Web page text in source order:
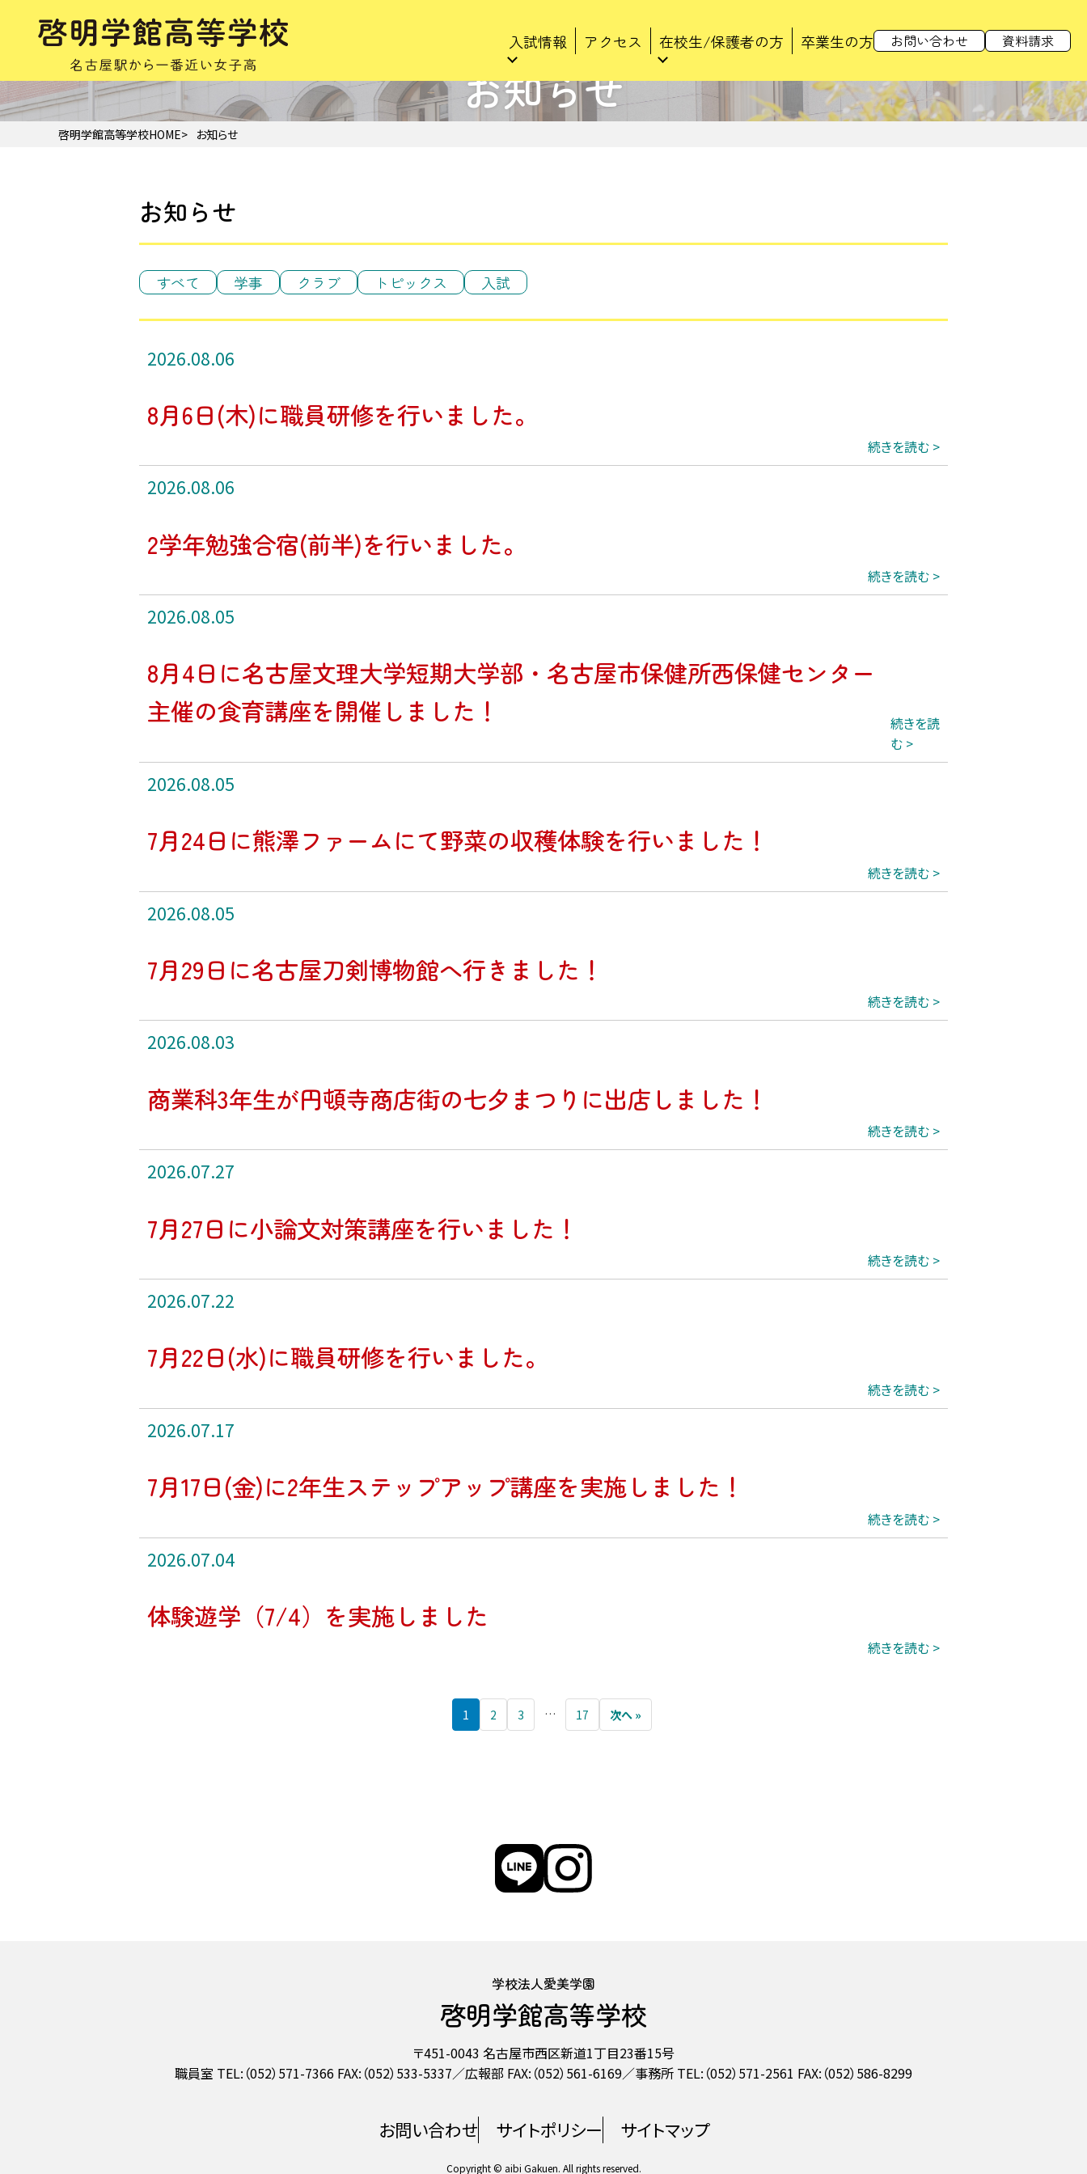
入試情報 アクセス 在校生/保護者の方 卒業生の方 お問い合わせ 資料請求
お知らせ
啓明学館高等学校HOME お知らせ
お知らせ
すべて 学事 クラブ トピックス 入試
2026.08.06
8月6日(木)に職員研修を行いました。
続きを読む
2026.08.06
2学年勉強合宿(前半)を行いました。
続きを読む
2026.08.05
8月4日に名古屋文理大学短期大学部・名古屋市保健所西保健センター
主催の食育講座を開催しました！
続きを読
む
2026.08.05
7月24日に熊澤ファームにて野菜の収穫体験を行いました！
続きを読む
2026.08.05
7月29日に名古屋刀剣博物館へ行きました！
続きを読む
2026.08.03
商業科3年生が円頓寺商店街の七夕まつりに出店しました！
続きを読む
2026.07.27
7月27日に小論文対策講座を行いました！
続きを読む
2026.07.22
7月22日(水)に職員研修を行いました。
続きを読む
2026.07.17
7月17日(金)に2年生ステップアップ講座を実施しました！
続きを読む
2026.07.04
体験遊学（7/4）を実施しました
続きを読む
1 2 3 … 17 次へ »
学校法人愛美学園
啓明学館高等学校
〒451-0043 名古屋市西区新道1丁目23番15号
職員室 TEL:（052）571-7366 FAX:（052）533-5337
広報部 FAX:（052）561-6169 事務所 TEL:（052）571-2561 FAX:（052）586-8299
お問い合わせ サイトポリシー サイトマップ
Copyright © aibi Gakuen. All rights reserved.